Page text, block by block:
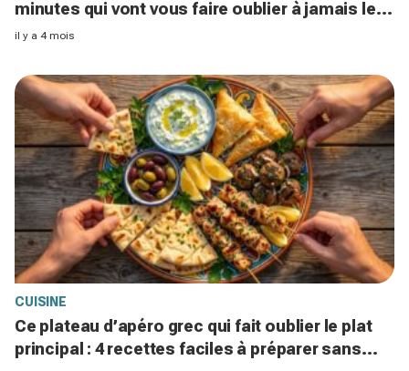
minutes qui vont vous faire oublier à jamais les
plats préparés
il y a 4 mois
CUISINE
Ce plateau d’apéro grec qui fait oublier le plat
principal : 4 recettes faciles à préparer sans